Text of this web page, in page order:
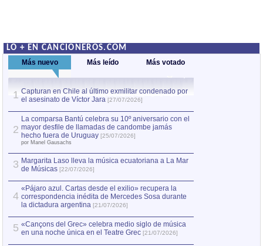
LO + EN CANCIONEROS.COM
Más nuevo Más leído Más votado
1 Capturan en Chile al último exmilitar condenado por
el asesinato de Víctor Jara [27/07/2026]
2
La comparsa Bantú celebra su 10º aniversario con el
mayor desfile de llamadas de candombe jamás
hecho fuera de Uruguay [25/07/2026]
por Manel Gausachs
3 Margarita Laso lleva la música ecuatoriana a La Mar
de Músicas [22/07/2026]
4
«Pájaro azul. Cartas desde el exilio» recupera la
correspondencia inédita de Mercedes Sosa durante
la dictadura argentina [21/07/2026]
5 «Cançons del Grec» celebra medio siglo de música
en una noche única en el Teatre Grec [21/07/2026]